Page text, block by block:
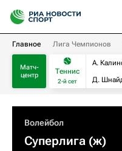
Главное Лига Чемпионов
Матч-
центр
Теннис
2-й сет
А.
Д.
Волейбол
Суперлига (ж)